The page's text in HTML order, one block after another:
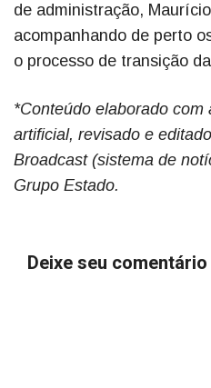
de administração,
acompanhando de perto
o processo de transição
*Conteúdo elaborado
artificial, revisado e
Broadcast (sistema de
Grupo Estado.
Deixe seu comentário